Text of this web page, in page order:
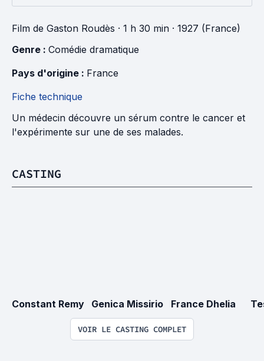
Film de Gaston Roudès · 1 h 30 min · 1927 (France)
Genre : Comédie dramatique
Pays d'origine : France
Fiche technique
Un médecin découvre un sérum contre le cancer et
l'expérimente sur une de ses malades.
CASTING
Constant Remy Genica Missirio France Dhelia
VOIR LE CASTING COMPLET